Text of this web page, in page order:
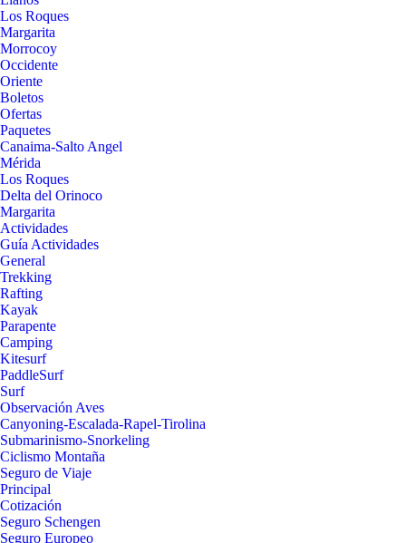
Los Roques
Margarita
Morrocoy
Occidente
Oriente
Boletos
Ofertas
Paquetes
Canaima-Salto Angel
Mérida
Los Roques
Delta del Orinoco
Margarita
Actividades
Guía Actividades
General
Trekking
Rafting
Kayak
Parapente
Camping
Kitesurf
PaddleSurf
Surf
Observación Aves
Canyoning-Escalada-Rapel-Tirolina
Submarinismo-Snorkeling
Ciclismo Montaña
Seguro de Viaje
Principal
Cotización
Seguro Schengen
Seguro Europeo